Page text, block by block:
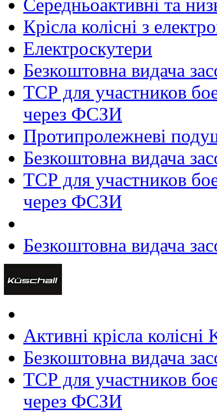
Середньоактивні та
Крісла колісні з
Електроскутери
Безкоштовна видача
ТСР для участников
через ФСЗИ
Протипролежневі
Безкоштовна видача
ТСР для участников
через ФСЗИ
Безкоштовна видача
Активні крісла колісні
Безкоштовна видача
ТСР для участников
через ФСЗИ